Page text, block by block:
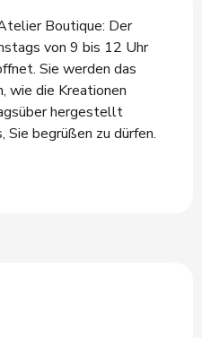
Boutique: Der
von 9 bis 12 Uhr
Sie werden das
wie die Kreationen
hergestellt
Sie begrüßen zu dürfen.